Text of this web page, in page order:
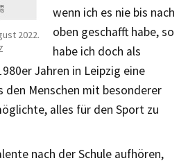
2022.
wenn ich es nie bis nach
oben geschafft habe, so
habe ich doch als
Jahren in Leipzig eine
Menschen mit besonderer
alles für den Sport zu
nach der Schule aufhören,